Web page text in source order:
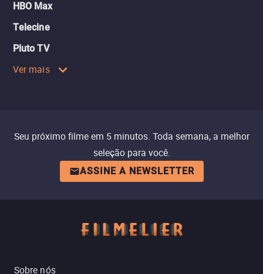
HBO Max
Telecine
Pluto TV
Ver mais
Seu próximo filme em 5 minutos. Toda semana, a melhor
seleção para você.
ASSINE A NEWSLETTER
Sobre nós